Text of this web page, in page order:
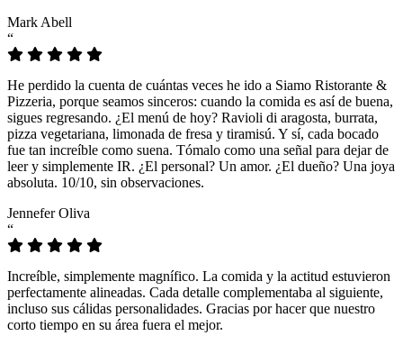
Mark Abell
“
He perdido la cuenta de cuántas veces he ido a Siamo Ristorante &
Pizzeria, porque seamos sinceros: cuando la comida es así de buena,
sigues regresando. ¿El menú de hoy? Ravioli di aragosta, burrata,
pizza vegetariana, limonada de fresa y tiramisú. Y sí, cada bocado
fue tan increíble como suena. Tómalo como una señal para dejar de
leer y simplemente IR. ¿El personal? Un amor. ¿El dueño? Una joya
absoluta. 10/10, sin observaciones.
Jennefer Oliva
“
Increíble, simplemente magnífico. La comida y la actitud estuvieron
perfectamente alineadas. Cada detalle complementaba al siguiente,
incluso sus cálidas personalidades. Gracias por hacer que nuestro
corto tiempo en su área fuera el mejor.